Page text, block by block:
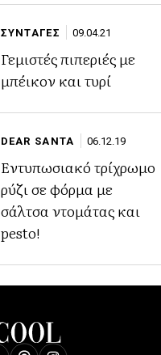
ΣΥΝΤΑΓΕΣ 09.04.21
Γεμιστές πιπεριές με
μπέικον και τυρί
DEAR SANTA 06.12.19
Εντυπωσιακό τρίχρωμο
ρύζι σε φόρμα με
σάλτσα ντομάτας και
pesto!